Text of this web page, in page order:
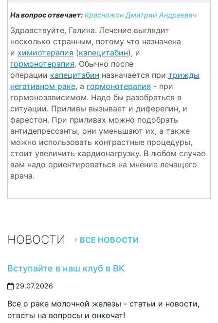
На вопрос отвечает: Красножон Дмитрий Андреевич
Здравствуйте, Галина. Лечение выглядит
несколько странным, потому что назначена
и химиотерапия (капецитабин), и
гормонотерапия. Обычно после
операции капецитабин назначается при трижды
негативном раке, а гормонотерапия - при
гормонозависимом. Надо бы разобраться в
ситуации. Приливы вызывает и диферелин, и
фарестон. При приливах можно подобрать
антидепрессанты, они уменьшают их, а также
можно использовать контрастные процедуры,
стоит увеличить кардионагрузку. В любом случае
вам надо ориентироваться на мнение лечащего
врача.
НОВОСТИ ВСЕ НОВОСТИ
Вступайте в наш клуб в ВК
29.07.2026
Все о раке молочной железы - статьи и новости,
ответы на вопросы и онкочат!